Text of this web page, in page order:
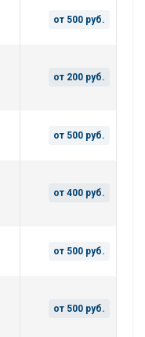
от 500 руб.
от 200 руб.
от 500 руб.
от 400 руб.
от 500 руб.
от 500 руб.